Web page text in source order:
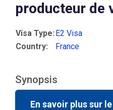
producteur de
Visa Type: E2 Visa
Country:
France
Synopsis
En savoir plus sur